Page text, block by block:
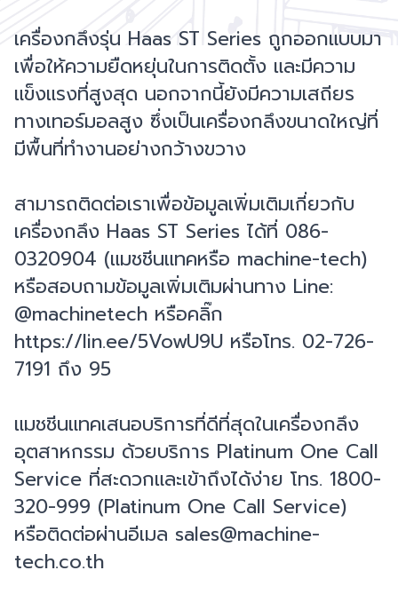
เครื่องกลึงรุ่น Haas ST Series ถูกออกแบบมา
เพื่อให้ความยืดหยุ่นในการติดตั้ง และมีความ
แข็งแรงที่สูงสุด นอกจากนี้ยังมีความเสถียร
ทางเทอร์มอลสูง ซึ่งเป็นเครื่องกลึงขนาดใหญ่ที่
มีพื้นที่ทำงานอย่างกว้างขวาง
สามารถติดต่อเราเพื่อข้อมูลเพิ่มเติมเกี่ยวกับ
เครื่องกลึง Haas ST Series ได้ที่ 086-
0320904 (แมชชีนแทคหรือ machine-tech)
หรือสอบถามข้อมูลเพิ่มเติมผ่านทาง Line:
@machinetech หรือคลิ๊ก
https://lin.ee/5VowU9U หรือโทร. 02-726-
7191 ถึง 95
แมชชีนแทคเสนอบริการที่ดีที่สุดในเครื่องกลึง
อุตสาหกรรม ด้วยบริการ Platinum One Call
Service ที่สะดวกและเข้าถึงได้ง่าย โทร. 1800-
320-999 (Platinum One Call Service)
หรือติดต่อผ่านอีเมล sales@machine-
tech.co.th